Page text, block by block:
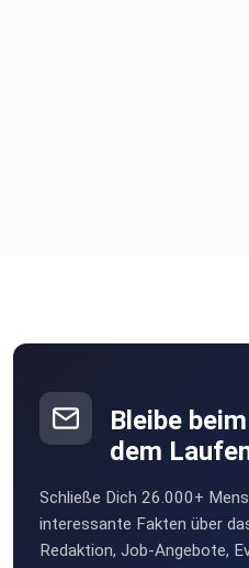
Bleibe
dem
Schließe Dich 26.000+
interessante Fakten über
Redaktion, Job-Angebote,